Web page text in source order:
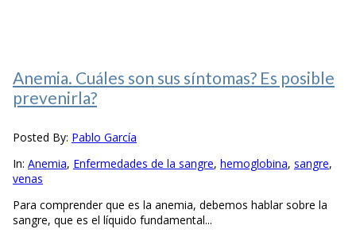
Anemia. Cuáles son sus síntomas? Es posible
prevenirla?
Posted By: Pablo García
In: Anemia, Enfermedades de la sangre, hemoglobina, sangre,
venas
Para comprender que es la anemia, debemos hablar sobre la
sangre, que es el líquido fundamental...